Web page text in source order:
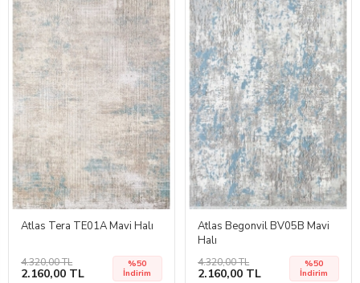
Atlas Tera TE01A Mavi Halı
4.320,00 TL
2.160,00 TL
%50
İndirim
Atlas Begonvil BV05B Mavi
Halı
4.320,00 TL
2.160,00 TL
%50
İndirim